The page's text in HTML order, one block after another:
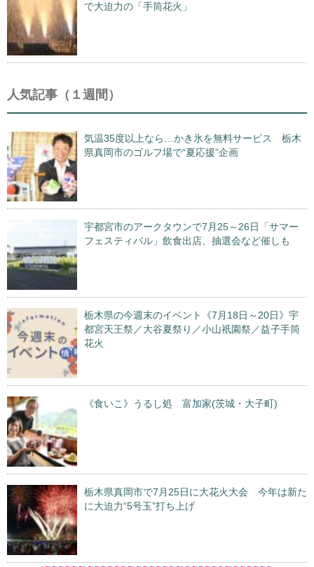
で大迫力の「手筒花火」
人気記事（１週間）
気温35度以上なら…かき氷を無料サービス 栃木
県真岡市のゴルフ場で“夏応援”企画
宇都宮市のアークタウンで7月25～26日「サマー
フェスティバル」飲食出店、抽選会など催しも
栃木県の今週末のイベント《7月18日～20日》宇
都宮天王祭／大谷夏祭り／小山祇園祭／益子手筒
花火
《食いこ》うるし処 富加家(茨城・大子町)
栃木県真岡市で7月25日に大花火大会 今年は新た
に大迫力“5号玉”打ち上げ